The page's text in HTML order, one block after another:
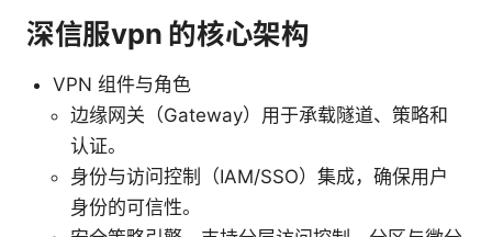
深信服vpn 的核心架构
VPN 组件与角色
边缘网关（Gateway）用于承载隧道、策略和
认证。
身份与访问控制（IAM/SSO）集成，确保用户
身份的可信性。